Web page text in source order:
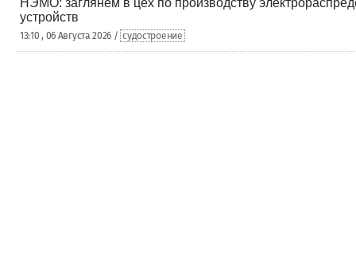
НЭМО: заглянем в цех по производству
устройств
13:10 , 06 Августа 2026 / судостроение